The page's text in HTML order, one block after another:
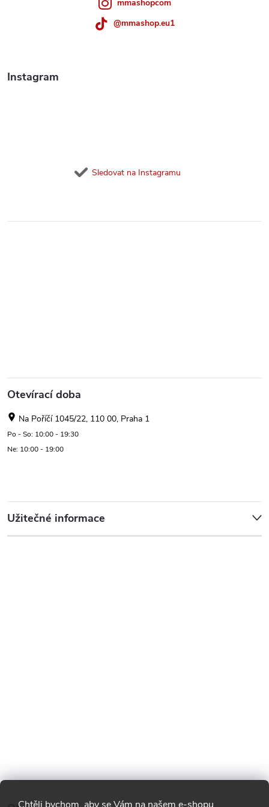
Instagram
Sledovat na Instagramu
mmashopcom
@mmashop.eu1
Otevírací doba
Na Poříčí 1045/22, 110 00, Praha 1
Po - So: 10:00 - 19:30
Ne: 10:00 - 19:00
Užitečné informace